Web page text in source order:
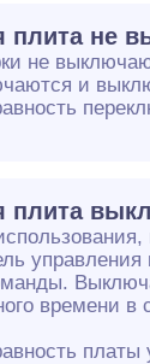
плита не
не
и
плита
управления
времени в
платы